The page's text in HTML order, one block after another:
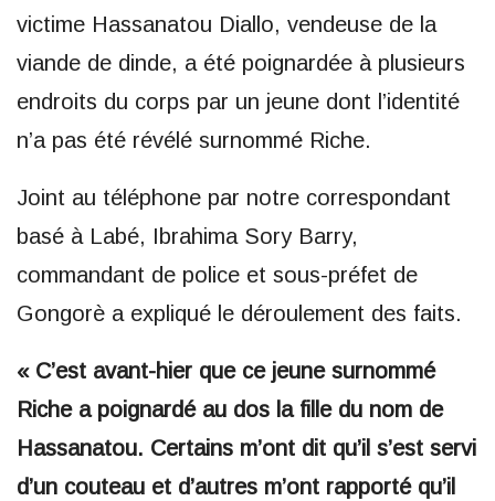
victime Hassanatou Diallo, vendeuse de la
viande de dinde, a été poignardée à plusieurs
endroits du corps par un jeune dont l’identité
n’a pas été révélé surnommé Riche.
Joint au téléphone par notre correspondant
basé à Labé, Ibrahima Sory Barry,
commandant de police et sous-préfet de
Gongorè a expliqué le déroulement des faits.
« C’est avant-hier que ce jeune surnommé
Riche a poignardé au dos la fille du nom de
Hassanatou. Certains m’ont dit qu’il s’est servi
d’un couteau et d’autres m’ont rapporté qu’il